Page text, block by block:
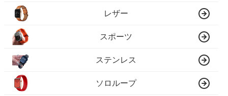
レザー
スポーツ
ステンレス
ソロループ